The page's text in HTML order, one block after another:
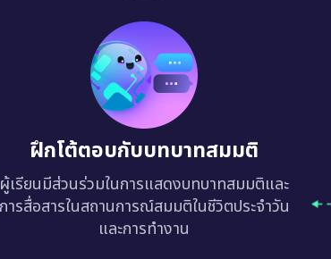
ฝึกโต้ตอบกับบทบาทสมมติ
ผู้เรียนมีส่วนร่วมในการแสดงบทบาทสมมติและ
การสื่อสารในสถานการณ์สมมติในชีวิตประจำวัน
และการทำงาน